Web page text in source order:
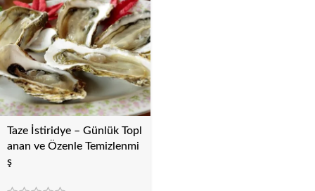
Taze İstiridye – Günlük Topl
anan ve Özenle Temizlenmi
ş